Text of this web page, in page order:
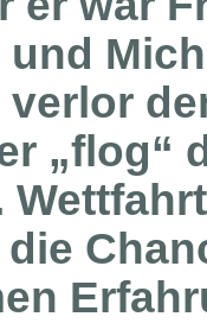
„flog“